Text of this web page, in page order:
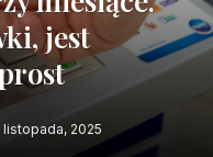
jest
listopada, 2025